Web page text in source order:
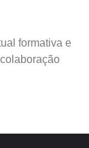
formativa e